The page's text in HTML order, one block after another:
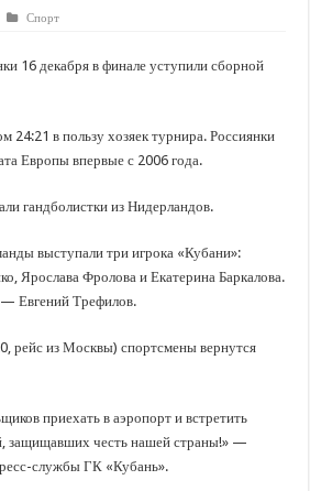
отметили День России
Спорт
16 декабря в финале уступили сборной
24:21 в пользу хозяек турнира. Россиянки
Европы впервые с 2006 года.
гандболистки из Нидерландов.
выступали три игрока «Кубани»:
Ярослава Фролова и Екатерина Баркалова.
Евгений Трефилов.
рейс из Москвы) спортсмены вернутся
приехать в аэропорт и встретить
защищавших честь нашей страны!» —
службы ГК «Кубань».